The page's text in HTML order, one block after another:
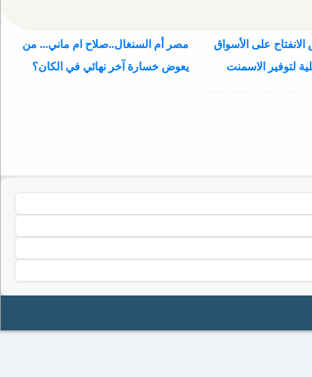
على الأسواق
لتوفير الاسمنت
مصر أم السنغال..صلاح ام ماني... من
يعوض خسارة آخر نهائي في الكان؟